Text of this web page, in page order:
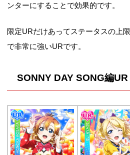
ンターにすることで効果的です。
限定URだけあってステータスの上
で非常に強いURです。
SONNY DAY SONG編UR